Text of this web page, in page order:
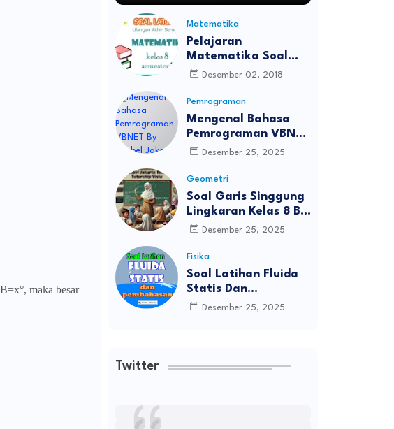
maka besar
Matematika
Pelajaran
Matematika Soal
UAS Kelas 8
Desember 02, 2018
Pemrograman
Mengenal Bahasa
Pemrograman VBNET
By Bimbel Jakarta
Desember 25, 2025
Geometri
Soal Garis Singgung
Lingkaran Kelas 8 By
Bimbel Jakarta Timur
Desember 25, 2025
Fisika
Soal Latihan Fluida
Statis Dan
Pembahasan Bimbel
Desember 25, 2025
Twitter